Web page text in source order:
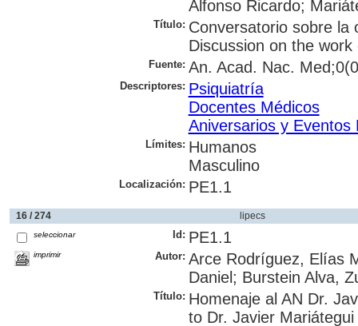
Alfonso Ricardo;
Título: Conversatorio sobre la
Discussion on the
Fuente: An. Acad. Nac.
Descriptores: Psiquiatría
Docentes Médicos
Aniversarios y Eventos
Límites: Humanos
Masculino
Localización: PE1.1
16 / 274 lipecs
seleccionar
imprimir
Id: PE1.1
Autor: Arce Rodríguez, Elías
Daniel; Burstein Alva,
Título: Homenaje al AN Dr.
to Dr. Javier Mariátegui